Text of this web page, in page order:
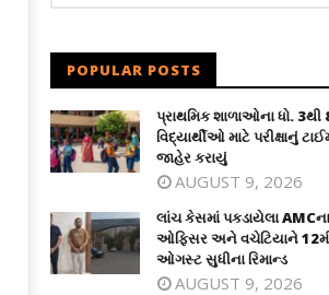
POPULAR POSTS
પ્રાથમિક શાળાઓના ધો. 3થી
વિદ્યાર્થીઓ માટે પરીક્ષાનું
જાહેર કરાયું
AUGUST 9, 2026
લાંચ કેસમાં પકડાયેલા
ઓફિસર અને વચેટિયાને
ઓગસ્ટ સુધીના રિમાન્ડ
AUGUST 9, 2026